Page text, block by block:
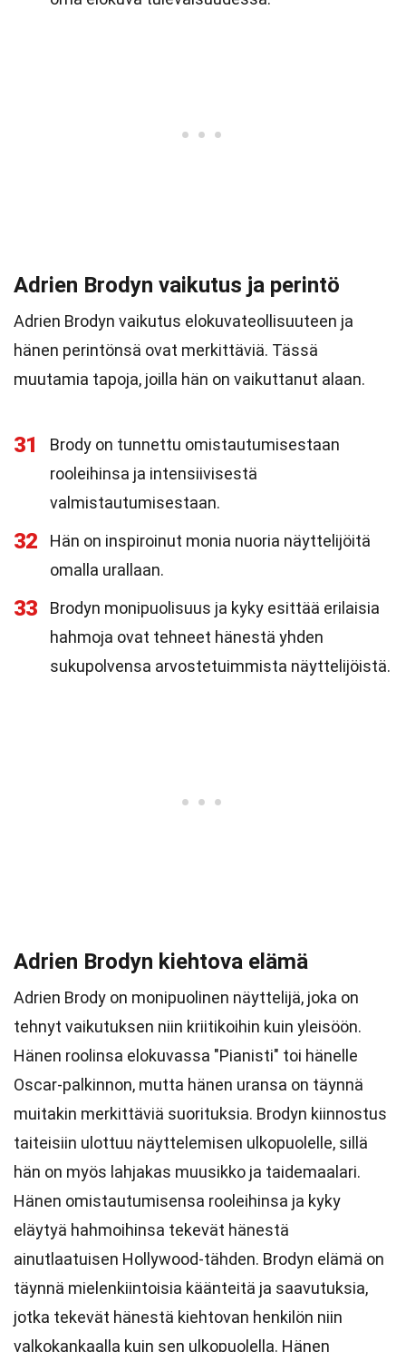
Adrien Brodyn vaikutus ja perintö
Adrien Brodyn vaikutus elokuvateollisuuteen ja
hänen perintönsä ovat merkittäviä. Tässä
muutamia tapoja, joilla hän on vaikuttanut alaan.
31
Brody on tunnettu omistautumisestaan
rooleihinsa ja intensiivisestä
valmistautumisestaan.
32
Hän on inspiroinut monia nuoria näyttelijöitä
omalla urallaan.
33
Brodyn monipuolisuus ja kyky esittää erilaisia
hahmoja ovat tehneet hänestä yhden
sukupolvensa arvostetuimmista näyttelijöistä.
Adrien Brodyn kiehtova elämä
Adrien Brody on monipuolinen näyttelijä, joka on
tehnyt vaikutuksen niin kriitikoihin kuin yleisöön.
Hänen roolinsa elokuvassa "Pianisti" toi hänelle
Oscar-palkinnon, mutta hänen uransa on täynnä
muitakin merkittäviä suorituksia. Brodyn kiinnostus
taiteisiin ulottuu näyttelemisen ulkopuolelle, sillä
hän on myös lahjakas muusikko ja taidemaalari.
Hänen omistautumisensa rooleihinsa ja kyky
eläytyä hahmoihinsa tekevät hänestä
ainutlaatuisen Hollywood-tähden. Brodyn elämä on
täynnä mielenkiintoisia käänteitä ja saavutuksia,
jotka tekevät hänestä kiehtovan henkilön niin
valkokankaalla kuin sen ulkopuolella. Hänen